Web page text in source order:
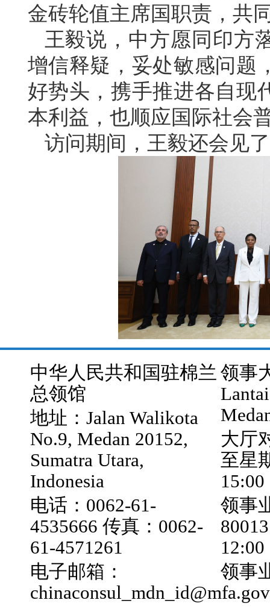
金砖轮值主席国职责，共
王毅说，中方愿同印方
增信释疑，妥处敏感问题
好势头，携手推进各自现
本利益，也顺应国际社会
访问期间，王毅还会见
中华人民共和国驻棉兰
总领馆
地址：Jalan Walikota
No.9, Medan 20152,
Sumatra Utara,
Indonesia
电话：0062-61-
4535666 传真：0062-
61-4571261
电子邮箱：
领事
大厅
至星
15:00
领事
领事